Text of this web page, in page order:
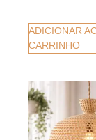
ADICIONAR
CARRINHO